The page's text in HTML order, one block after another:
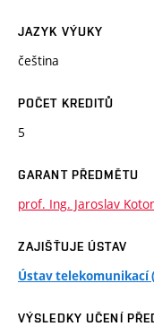
JAZYK VÝUKY
čeština
POČET KREDITŮ
5
GARANT PŘEDMĚTU
prof. Ing. Jaroslav
ZAJIŠŤUJE ÚSTAV
Ústav telekomunikací
VÝSLEDKY UČENÍ